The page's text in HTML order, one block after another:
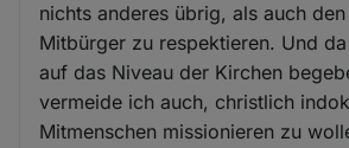
nichts anderes übrig, als auch
Mitbürger zu respektieren. Und
auf das Niveau der Kirchen
vermeide ich auch, christlich
Mitmenschen missionieren zu